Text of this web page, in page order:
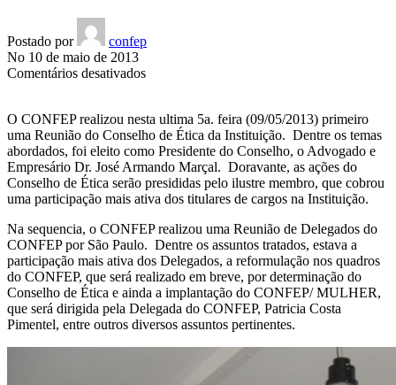
Postado por
confep
No 10 de maio de 2013
Comentários desativadosem
REUNIÃO
DE
DIRETORES
DE
ÉTICA
E
DELEGADOS
DE
SÃO
PAULO
O CONFEP realizou nesta ultima 5a. feira (09/05/2013) primeiro
uma Reunião do Conselho de Ética da Instituição. Dentre os temas
abordados, foi eleito como Presidente do Conselho, o Advogado e
Empresário Dr. José Armando Marçal. Doravante, as ações do
Conselho de Ética serão presididas pelo ilustre membro, que cobrou
uma participação mais ativa dos titulares de cargos na Instituição.
Na sequencia, o CONFEP realizou uma Reunião de Delegados do
CONFEP por São Paulo. Dentre os assuntos tratados, estava a
participação mais ativa dos Delegados, a reformulação nos quadros
do CONFEP, que será realizado em breve, por determinação do
Conselho de Ética e ainda a implantação do CONFEP/ MULHER,
que será dirigida pela Delegada do CONFEP, Patricia Costa
Pimentel, entre outros diversos assuntos pertinentes.